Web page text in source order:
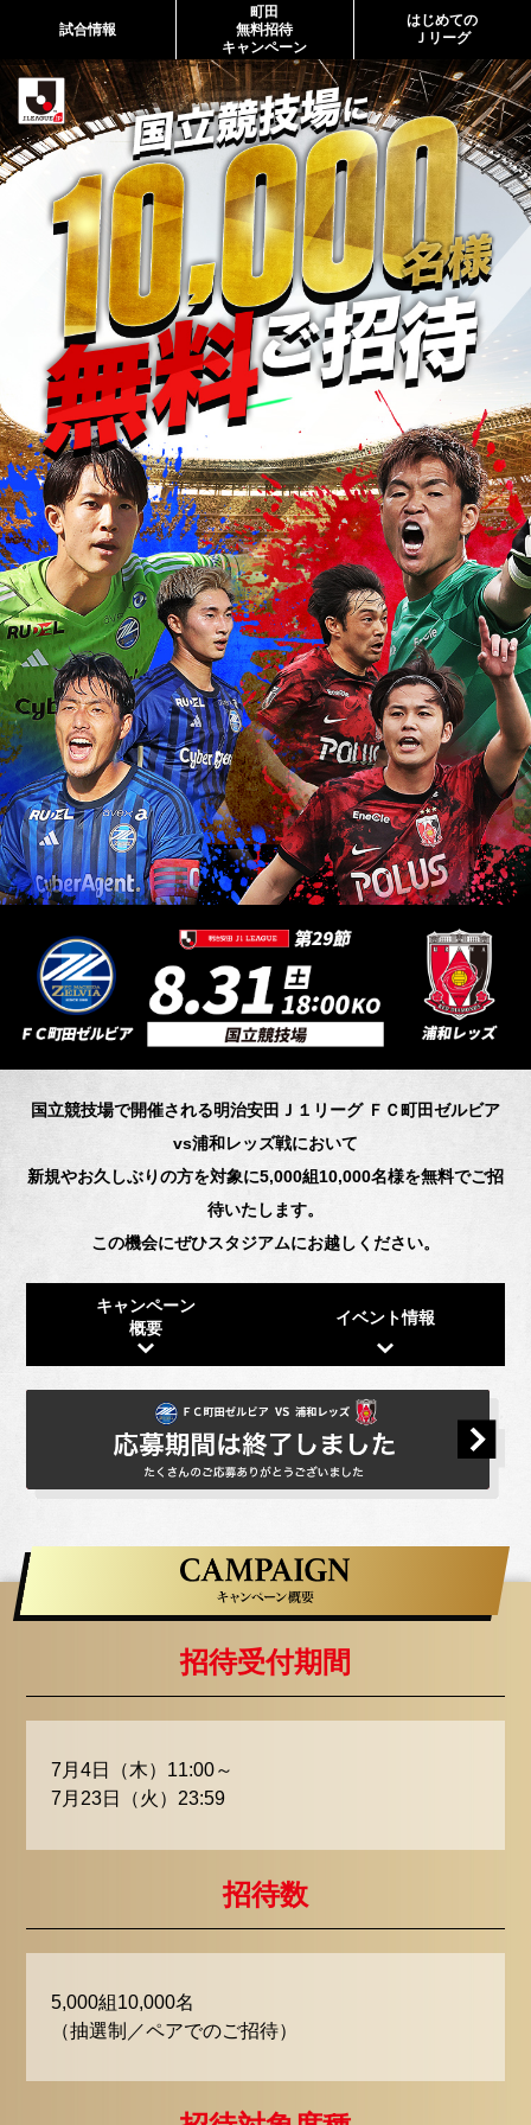
試合情報
町田
無料招待
キャンペーン
はじめての
Ｊリーグ
国立競技場で開催される明治安田Ｊ１リーグ ＦＣ町田ゼルビア
vs浦和レッズ戦において
新規やお久しぶりの方を対象に5,000組10,000名様を無料でご招
待いたします。
この機会にぜひスタジアムにお越しください。
キャンペーン
概要
イベント情報
招待受付期間
7月4日（木）11:00～
7月23日（火）23:59
招待数
5,000組10,000名
（抽選制／ペアでのご招待）